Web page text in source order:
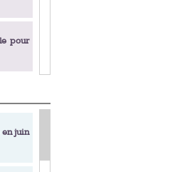
pour
elles
en juin